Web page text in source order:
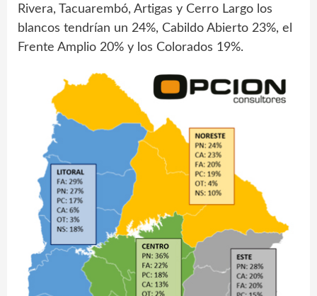
Rivera, Tacuarembó, Artigas y Cerro Largo los
blancos tendrían un 24%, Cabildo Abierto 23%, el
Frente Amplio 20% y los Colorados 19%.